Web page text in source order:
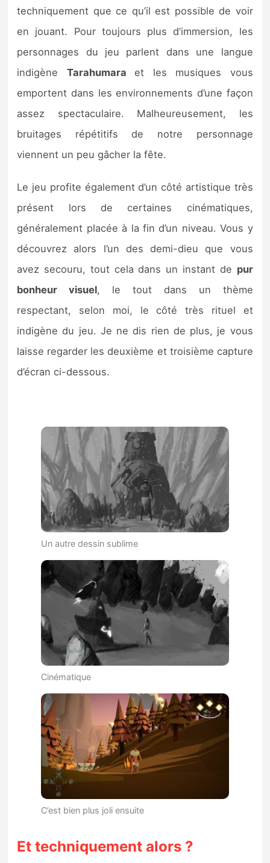
techniquement que ce qu’il est possible de voir
en jouant. Pour toujours plus d’immersion, les
personnages du jeu parlent dans une langue
indigène Tarahumaraet les musiques vous
emportent dans les environnements d’une façon
assez spectaculaire. Malheureusement, les
bruitages répétitifs de notre personnage
viennent un peu gâcher la fête.
Le jeu profite également d’un côté artistique très
présent lors de certaines cinématiques,
généralement placée à la fin d’un niveau. Vous y
découvrez alors l’un des demi-dieu que vous
avez secouru, tout cela dans un instant de pur
bonheur visuel, le tout dans un thème
respectant, selon moi, le côté très rituel et
indigène du jeu. Je ne dis rien de plus, je vous
laisse regarder les deuxième et troisième capture
d’écran ci-dessous.
Un autre dessin sublime
Cinématique
C’est bien plus joli ensuite
Et techniquement alors ?